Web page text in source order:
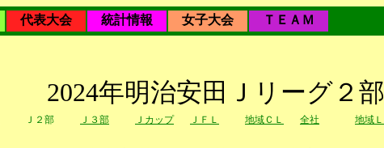
代表大会 統計情報 女子大会 ＴＥＡＭ
2024年明治安田Ｊリーグ２部
Ｊ２部 Ｊ３部 Ｊカップ ＪＦＬ 地域ＣＬ 全社 地域Ｌ